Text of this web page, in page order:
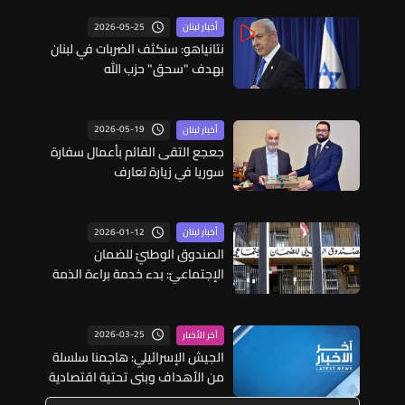
أخبار لبنان 2026-05-25
نتانياهو: سنكثف الضربات في لبنان
بهدف "سحق" حزب الله
أخبار لبنان 2026-05-19
جعجع التقى القائم بأعمال سفارة
سوريا في زيارة تعارف
أخبار لبنان 2026-01-12
الصندوق الوطنيّ للضمان
الإجتماعيّ: بدء خدمة براءة الذمة
آخر الأخبار 2026-03-25
الجيش الإسرائيلي: هاجمنا سلسلة
من الأهداف وبنى تحتية اقتصادية
يسيطر عليها حزب الله في لبنان